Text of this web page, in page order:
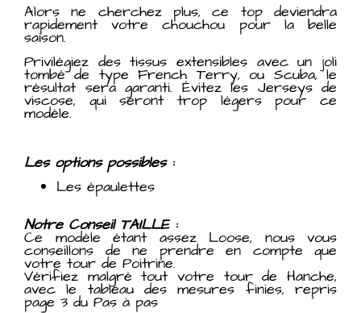
Alors ne cherchez plus, ce top deviendra
rapidement votre chouchou pour la belle
saison.
Privilégiez des tissus extensibles avec un joli
tombé de type French Terry, ou Scuba, le
résultat sera garanti. Évitez les Jerseys de
viscose, qui seront trop légers pour ce
modèle.
Les options possibles :
Les épaulettes
Notre Conseil TAILLE :
Ce modèle étant assez Loose, nous vous
conseillons de ne prendre en compte que
votre tour de Poitrine.
Vérifiez malgré tout votre tour de Hanche,
avec le tableau des mesures finies, repris
page 3 du Pas à pas